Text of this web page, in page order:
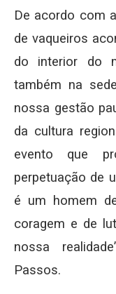
De acordo com
de vaqueiros
do interior do
também na
nossa gestão
da cultura
evento que
perpetuação de
é um homem
coragem e de
nossa
Passos.